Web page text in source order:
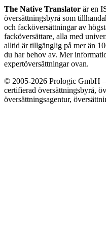
The Native Translator är en
översättningsbyrå som
och facköversättningar av
facköversättare, alla med
alltid är tillgänglig på mer än
du har behov av. Mer
expertöversättningar ovan.
© 2005-2026 Prologic GmbH
certifierad översättningsbyrå,
översättningsagentur,